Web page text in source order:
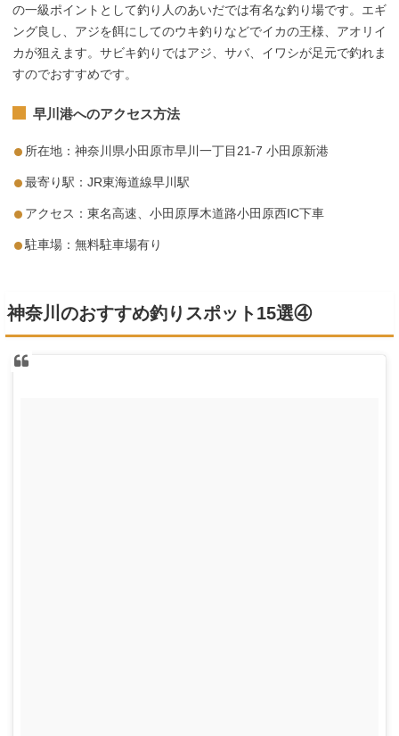
の一級ポイントとして釣り人のあいだでは有名な釣り場です。エギ
ング良し、アジを餌にしてのウキ釣りなどでイカの王様、アオリイ
カが狙えます。サビキ釣りではアジ、サバ、イワシが足元で釣れま
すのでおすすめです。
早川港へのアクセス方法
所在地：神奈川県小田原市早川一丁目21-7 小田原新港
最寄り駅：JR東海道線早川駅
アクセス：東名高速、小田原厚木道路小田原西IC下車
駐車場：無料駐車場有り
神奈川のおすすめ釣りスポット15選④